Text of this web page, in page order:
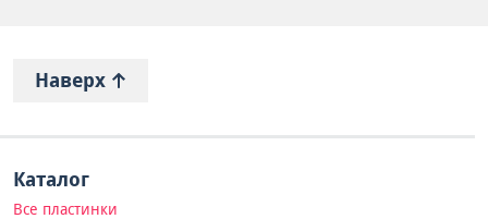
Наверх
Каталог
Все пластинки